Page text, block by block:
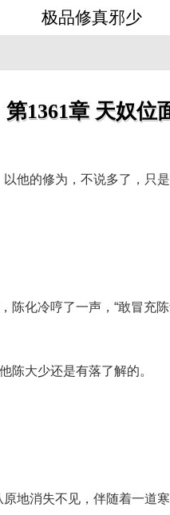
极品修真邪少
第1361章 天奴位
他的修为，不说多了，只
陈化冷哼了一声，“敢冒充
陈大少还是有落了解的。
地消失不见，伴随着一道